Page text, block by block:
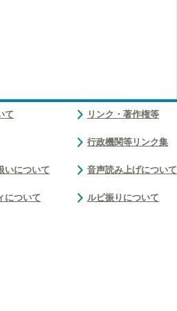
て
いについて
について
リンク・著作権等
行政機関等リンク集
音声読み上げについて
ルビ振りについて